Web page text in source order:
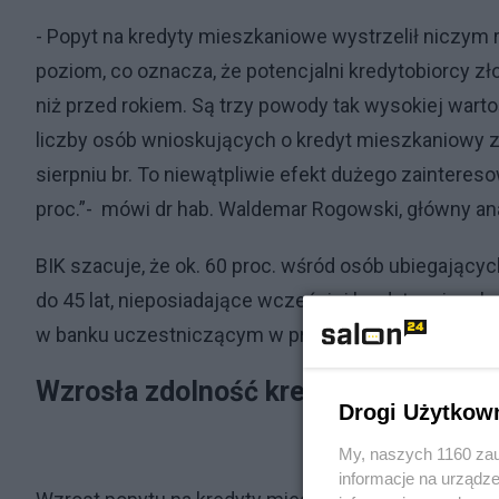
- Popyt na kredyty mieszkaniowe wystrzelił
poziom, co oznacza, że potencjalni kredytobiorcy
niż przed rokiem. Są trzy powody tak wysokiej
liczby osób wnioskujących o kredyt mieszkaniowy
sierpniu br. To niewątpliwie efekt dużego
proc.”- mówi dr hab. Waldemar Rogowski, główny
BIK szacuje, że ok. 60 proc. wśród osób
do 45 lat, nieposiadające wcześniej kredytu
w banku uczestniczącym w programie
Wzrosła zdolność kredytowa
Drogi
My, naszych 1160
informacje na